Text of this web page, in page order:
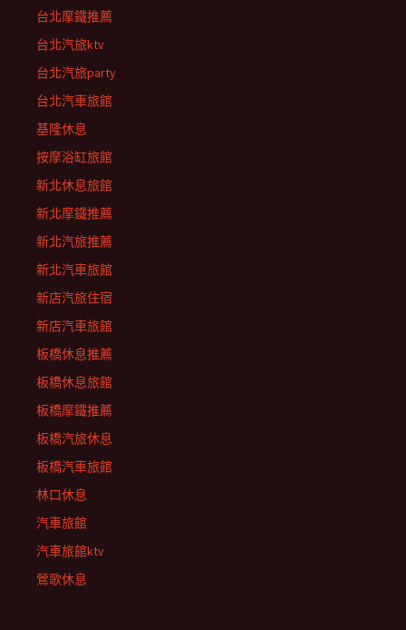
台北摩鐵推薦
台北汽旅ktv
台北汽旅party
台北汽車旅館
基隆休息
按摩浴缸旅館
新北休息旅館
新北摩鐵推薦
新北汽旅推薦
新北汽車旅館
新店汽旅住宿
新店汽車旅館
板橋休息推薦
板橋休息旅館
板橋摩鐵推薦
板橋汽旅休息
板橋汽車旅館
林口休息
汽車旅館
汽車旅館ktv
鶯歌休息